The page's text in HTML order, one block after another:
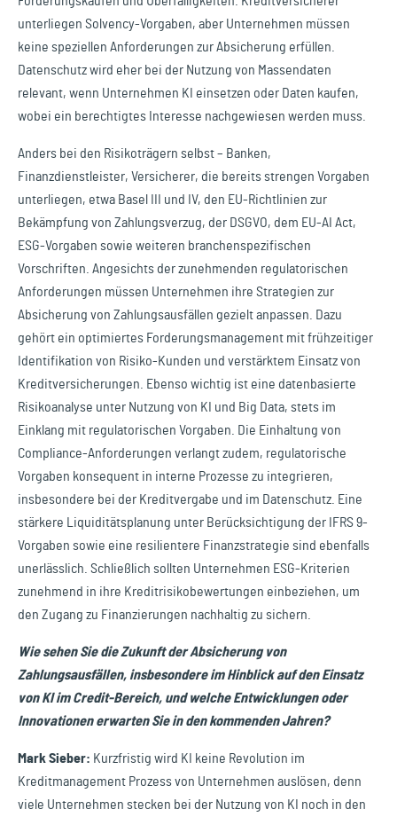
unterliegen Solvency-Vorgaben, aber Unternehmen müssen
keine speziellen Anforderungen zur Absicherung erfüllen.
Datenschutz wird eher bei der Nutzung von Massendaten
relevant, wenn Unternehmen KI einsetzen oder Daten kaufen,
wobei ein berechtigtes Interesse nachgewiesen werden muss.
Anders bei den Risikoträgern selbst – Banken,
Finanzdienstleister, Versicherer, die bereits strengen Vorgaben
unterliegen, etwa Basel III und IV, den EU-Richtlinien zur
Bekämpfung von Zahlungsverzug, der DSGVO, dem EU-AI Act,
ESG-Vorgaben sowie weiteren branchenspezifischen
Vorschriften. Angesichts der zunehmenden regulatorischen
Anforderungen müssen Unternehmen ihre Strategien zur
Absicherung von Zahlungsausfällen gezielt anpassen. Dazu
gehört ein optimiertes Forderungsmanagement mit frühzeitiger
Identifikation von Risiko-Kunden und verstärktem Einsatz von
Kreditversicherungen. Ebenso wichtig ist eine datenbasierte
Risikoanalyse unter Nutzung von KI und Big Data, stets im
Einklang mit regulatorischen Vorgaben. Die Einhaltung von
Compliance-Anforderungen verlangt zudem, regulatorische
Vorgaben konsequent in interne Prozesse zu integrieren,
insbesondere bei der Kreditvergabe und im Datenschutz. Eine
stärkere Liquiditätsplanung unter Berücksichtigung der IFRS 9-
Vorgaben sowie eine resilientere Finanzstrategie sind ebenfalls
unerlässlich. Schließlich sollten Unternehmen ESG-Kriterien
zunehmend in ihre Kreditrisikobewertungen einbeziehen, um
den Zugang zu Finanzierungen nachhaltig zu sichern.
Wie sehen Sie die Zukunft der Absicherung von
Zahlungsausfällen, insbesondere im Hinblick auf den Einsatz
von KI im Credit-Bereich, und welche Entwicklungen oder
Innovationen erwarten Sie in den kommenden Jahren?
Mark Sieber: Kurzfristig wird KI keine Revolution im
Kreditmanagement Prozess von Unternehmen auslösen, denn
viele Unternehmen stecken bei der Nutzung von KI noch in den